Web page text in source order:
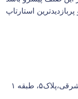
استارتاپ
طبقه ۱